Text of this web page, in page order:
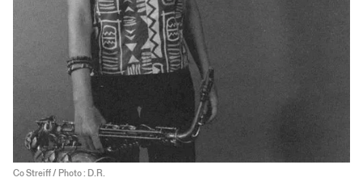
Co Streiff / Photo : D.R.